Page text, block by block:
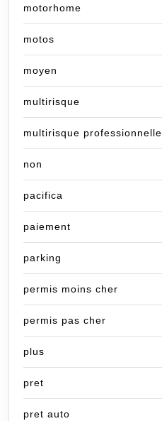
motorhome
motos
moyen
multirisque
multirisque professionnelle
non
pacifica
paiement
parking
permis moins cher
permis pas cher
plus
pret
pret auto